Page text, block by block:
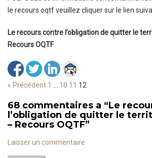
le recours oqtf veuillez cliquer sur le lien
Le recours contre l’obligation de quitter le
Recours OQTF
« Précédent 1 10 11 12
68 commentaires a “Le
l’obligation de quitter le
– Recours OQTF”
Laisser un commentaire